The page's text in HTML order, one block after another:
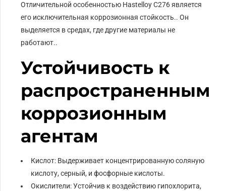
Отличительной особенностью Hastelloy C276 является
его исключительная коррозионная стойкость.. Он
выделяется в средах, где другие материалы не
работают..
Устойчивость к
распространенным
коррозионным
агентам
Кислот: Выдерживает концентрированную соляную
кислоту, серный, и фосфорные кислоты.
Окислители: Устойчив к воздействию гипохлорита,